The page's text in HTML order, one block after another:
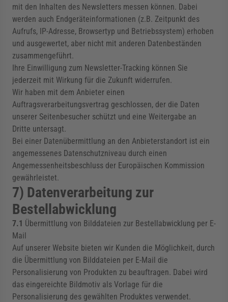
mit den Inhalten des Newsletters messen können. Dabei
werden auch Endgeräteinformationen (z.B. Zeitpunkt des
Aufrufs, IP-Adresse, Browsertyp und Betriebssystem) erhoben
und ausgewertet, aber nicht mit anderen Datenbeständen
zusammengeführt.
Ihre Einwilligung zum Newsletter-Tracking können Sie
jederzeit mit Wirkung für die Zukunft widerrufen.
Wir haben mit dem Anbieter einen
Auftragsverarbeitungsvertrag geschlossen, der die Daten
unserer Seitenbesucher schützt und eine Weitergabe an
Dritte untersagt.
Bei einer Datenübermittlung an den Anbieterstandort ist ein
angemessenes Datenschutzniveau durch einen
Angemessenheitsbeschluss der Europäischen Kommission
gewährleistet.
7) Datenverarbeitung zur
Bestellabwicklung
7.1 Übermittlung von Bilddateien zur Bestellabwicklung per E-
Mail
Auf unserer Website bieten wir Kunden die Möglichkeit, durch
die Übermittlung von Bilddateien per E-Mail die
Personalisierung von Produkten zu beauftragen. Dabei wird
das eingereichte Bildmotiv als Vorlage für die
Personalisierung des gewählten Produktes verwendet.